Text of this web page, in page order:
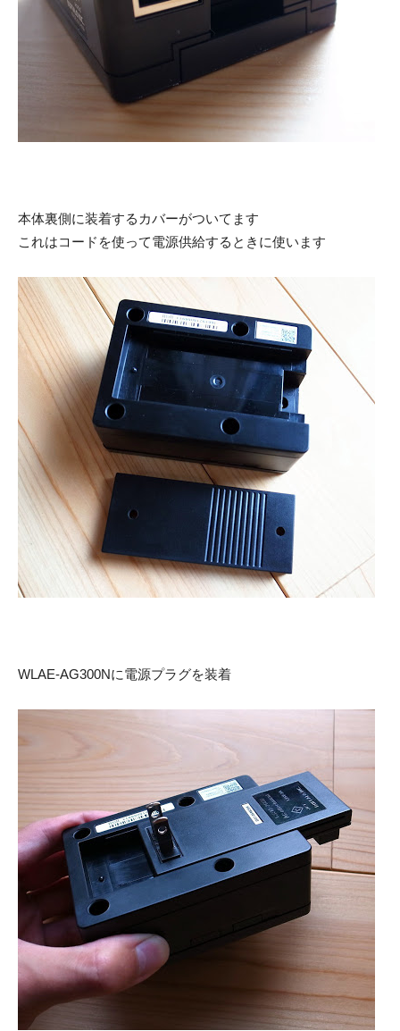
本体裏側に装着するカバーがついてます
これはコードを使って電源供給するときに使います
WLAE-AG300Nに電源プラグを装着